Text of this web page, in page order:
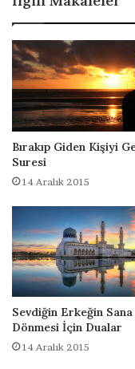
D
u
a
n
S
a
ğ
l
a
m
B
ü
y
ü
a
m
a
k
Bırakıp Giden Kişiyi
Suresi
14 Aralık 2015
Sevdiğin Erkeğin
Dönmesi İçin Dualar
14 Aralık 2015